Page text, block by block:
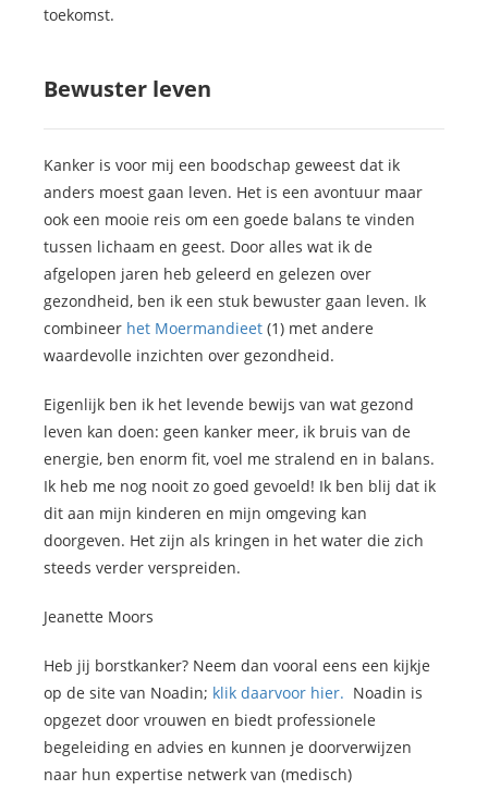
toekomst.
Bewuster leven
Kanker is voor mij een boodschap geweest dat ik
anders moest gaan leven. Het is een avontuur maar
ook een mooie reis om een goede balans te vinden
tussen lichaam en geest. Door alles wat ik de
afgelopen jaren heb geleerd en gelezen over
gezondheid, ben ik een stuk bewuster gaan leven. Ik
combineer het Moermandieet (1) met andere
waardevolle inzichten over gezondheid.
Eigenlijk ben ik het levende bewijs van wat gezond
leven kan doen: geen kanker meer, ik bruis van de
energie, ben enorm fit, voel me stralend en in balans.
Ik heb me nog nooit zo goed gevoeld! Ik ben blij dat ik
dit aan mijn kinderen en mijn omgeving kan
doorgeven. Het zijn als kringen in het water die zich
steeds verder verspreiden.
Jeanette Moors
Heb jij borstkanker? Neem dan vooral eens een kijkje
op de site van Noadin; klik daarvoor hier. Noadin is
opgezet door vrouwen en biedt professionele
begeleiding en advies en kunnen je doorverwijzen
naar hun expertise netwerk van (medisch)